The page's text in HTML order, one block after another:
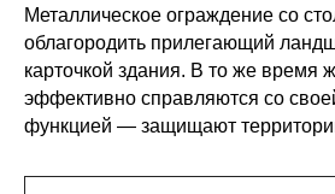
Металлическое ограждение со
облагородить прилегающий
карточкой здания. В то же время
эффективно справляются со
функцией — защищают